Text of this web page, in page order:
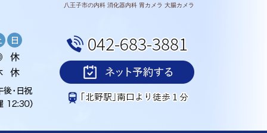
八王子市の内科 消化器内科 胃カメラ 大腸カメラ